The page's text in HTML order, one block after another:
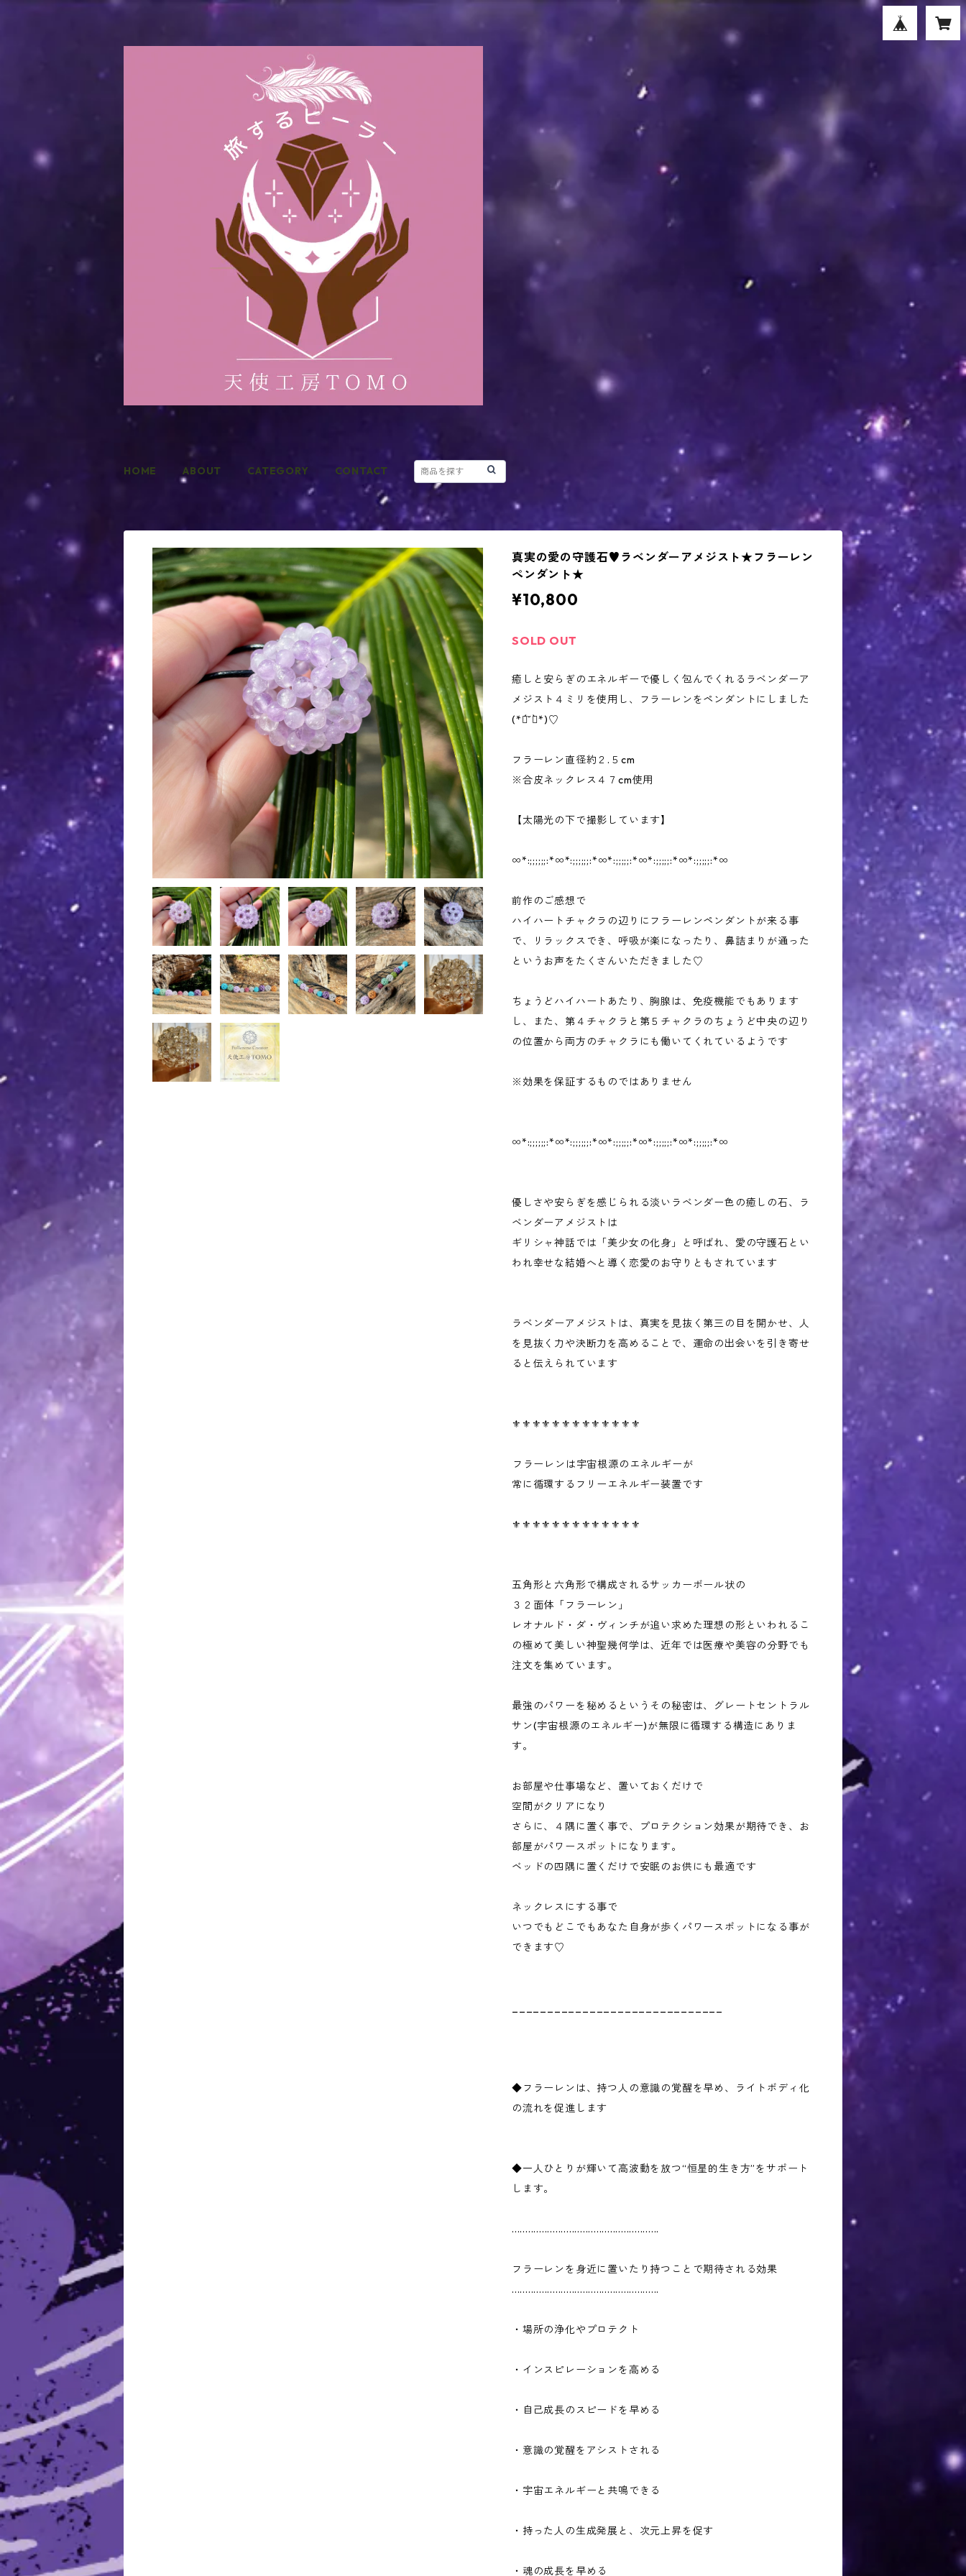
HOME ABOUT CATEGORY CONTACT
真実の愛の守護石♥︎ラベンダーアメジスト★フラーレン
ペンダント★
¥10,800
SOLD OUT
癒しと安らぎのエネルギーで優しく包んでくれるラベンダーア
メジスト４ミリを使用し、フラーレンをペンダントにしました
(*ฅ́˘ฅ̀*)♡︎
フラーレン直径約２.５cm
※合皮ネックレス４７cm使用
【太陽光の下で撮影しています】
∞︎*:;;;;;;:*∞︎*:;;;;;;:*∞︎*:;;;;;:*∞︎*:;;;;;:*∞︎*:;;;;;:*∞︎
前作のご感想で
ハイハートチャクラの辺りにフラーレンペンダントが来る事
で、リラックスでき、呼吸が楽になったり、鼻詰まりが通った
というお声をたくさんいただきました♡
ちょうどハイハートあたり、胸腺は、免疫機能でもあります
し、また、第４チャクラと第５チャクラのちょうど中央の辺り
の位置から両方のチャクラにも働いてくれているようです
※効果を保証するものではありません
∞︎*:;;;;;;:*∞︎*:;;;;;;:*∞︎*:;;;;;:*∞︎*:;;;;;:*∞︎*:;;;;;:*∞︎
優しさや安らぎを感じられる淡いラベンダー色の癒しの石、ラ
ベンダーアメジストは
ギリシャ神話では「美少女の化身」と呼ばれ、愛の守護石とい
われ幸せな結婚へと導く恋愛のお守りともされています
ラベンダーアメジストは、真実を見抜く第三の目を開かせ、人
を見抜く力や決断力を高めることで、運命の出会いを引き寄せ
ると伝えられています
⚜️⚜️⚜️⚜️⚜️⚜️⚜️⚜️⚜️⚜️⚜️⚜️⚜️
⁡フラーレンは宇宙根源のエネルギーが
常に循環するフリーエネルギー装置です
⚜️⚜️⚜️⚜️⚜️⚜️⚜️⚜️⚜️⚜️⚜️⚜️⚜️
五角形と六角形で構成されるサッカーボール状の
３２面体「フラーレン」
レオナルド・ダ・ヴィンチが追い求めた理想の形といわれるこ
の極めて美しい神聖幾何学は、近年では医療や美容の分野でも
注文を集めています。
最強のパワーを秘めるというその秘密は、グレートセントラル
サン(宇宙根源のエネルギー)が無限に循環する構造にありま
す。
お部屋や仕事場など、置いておくだけで
空間がクリアになり
さらに、４隅に置く事で、プロテクション効果が期待でき、お
部屋がパワースポットになります。
ベッドの四隅に置くだけで安眠のお供にも最適です
ネックレスにする事で
いつでもどこでもあなた自身が歩くパワースポットになる事が
できます♡
◆フラーレンは、持つ人の意識の覚醒を早め、ライトボディ化
の流れを促進します
◆一人ひとりが輝いて高波動を放つ“恒星的生き方”をサポート
します。
......................................................
フラーレンを身近に置いたり持つことで期待される効果
......................................................
・場所の浄化やプロテクト
・インスピレーションを高める
・自己成長のスピードを早める
・意識の覚醒をアシストされる
・宇宙エネルギーと共鳴できる
・持った人の生成発展と、次元上昇を促す
・魂の成長を早める